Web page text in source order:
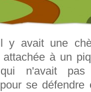
y avait une
à un
n'avait pas
se